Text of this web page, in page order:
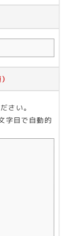
さい。
字目で自動的